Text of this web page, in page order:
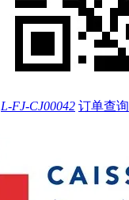
L-FJ-CJ00042 订单查询